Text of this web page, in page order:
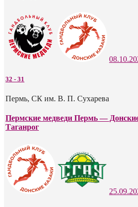
32 - 31
Пермь, СК им. В. П. Сухарева
Пермские медведи Пермь —
Таганрог